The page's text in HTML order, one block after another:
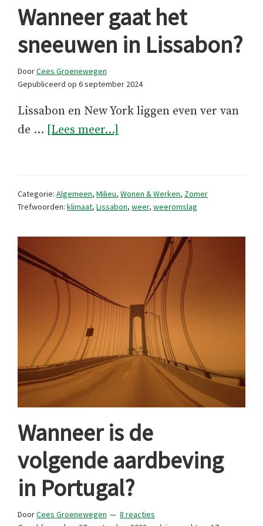
Wanneer gaat het
sneeuwen in Lissabon?
DoorCees Groenewegen
Gepubliceerd op 6 september 2024
Lissabon en New York liggen even ver van
de … [Lees meer...]
in
Categorie: Algemeen, Milieu, Wonen & Werken, Zomer
Trefwoorden: klimaat, Lissabon, weer, weeromslag
Wanneer is de
volgende aardbeving
in Portugal?
DoorCees Groenewegen
8 reacties